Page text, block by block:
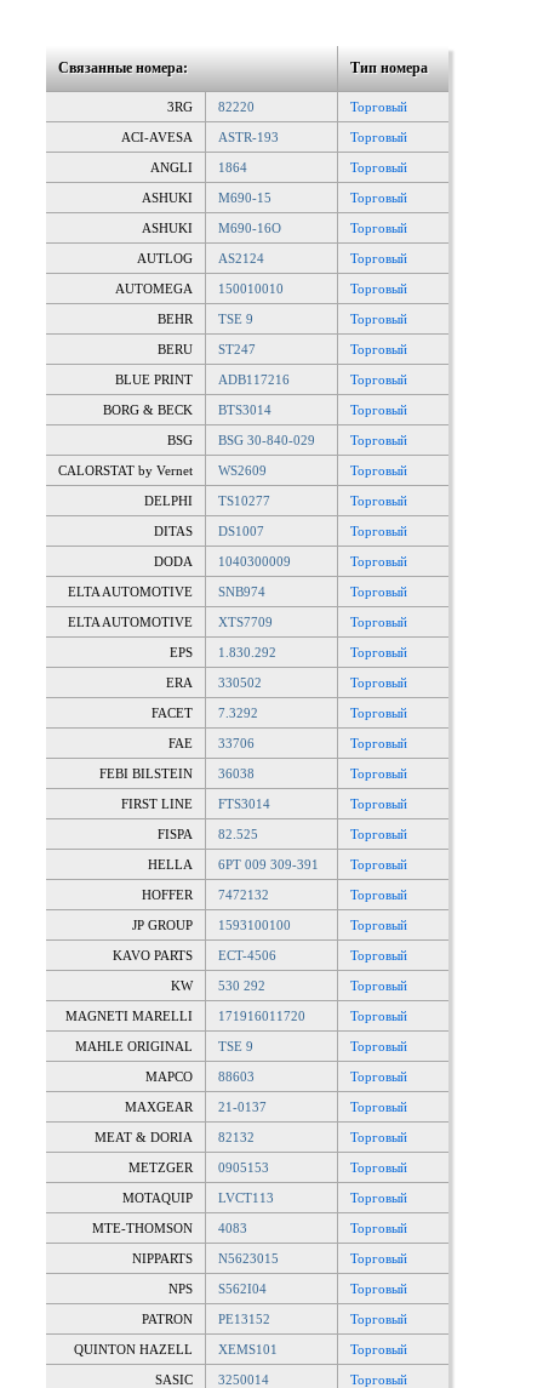
Связанные номера: Тип номера
3RG 82220 Торговый
ACI-AVESA ASTR-193 Торговый
ANGLI 1864 Торговый
ASHUKI M690-15 Торговый
ASHUKI M690-16O Торговый
AUTLOG AS2124 Торговый
AUTOMEGA 150010010 Торговый
BEHR TSE 9 Торговый
BERU ST247 Торговый
BLUE PRINT ADB117216 Торговый
BORG & BECK BTS3014 Торговый
BSG BSG 30-840-029 Торговый
CALORSTAT by Vernet WS2609 Торговый
DELPHI TS10277 Торговый
DITAS DS1007 Торговый
DODA 1040300009 Торговый
ELTA AUTOMOTIVE SNB974 Торговый
ELTA AUTOMOTIVE XTS7709 Торговый
EPS 1.830.292 Торговый
ERA 330502 Торговый
FACET 7.3292 Торговый
FAE 33706 Торговый
FEBI BILSTEIN 36038 Торговый
FIRST LINE FTS3014 Торговый
FISPA 82.525 Торговый
HELLA 6PT 009 309-391 Торговый
HOFFER 7472132 Торговый
JP GROUP 1593100100 Торговый
KAVO PARTS ECT-4506 Торговый
KW 530 292 Торговый
MAGNETI MARELLI 171916011720 Торговый
MAHLE ORIGINAL TSE 9 Торговый
MAPCO 88603 Торговый
MAXGEAR 21-0137 Торговый
MEAT & DORIA 82132 Торговый
METZGER 0905153 Торговый
MOTAQUIP LVCT113 Торговый
MTE-THOMSON 4083 Торговый
NIPPARTS N5623015 Торговый
NPS S562I04 Торговый
PATRON PE13152 Торговый
QUINTON HAZELL XEMS101 Торговый
SASIC 3250014 Торговый